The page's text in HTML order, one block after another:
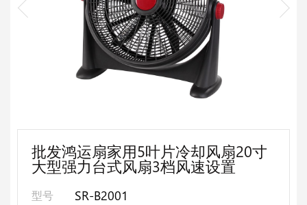
批发鸿运扇家用5叶片冷却风扇20寸
大型强力台式风扇3档风速设置
型号 SR-B2001